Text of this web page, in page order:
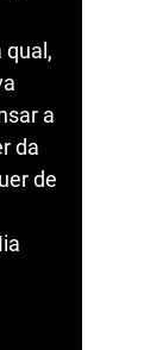
qual,
a
da
de